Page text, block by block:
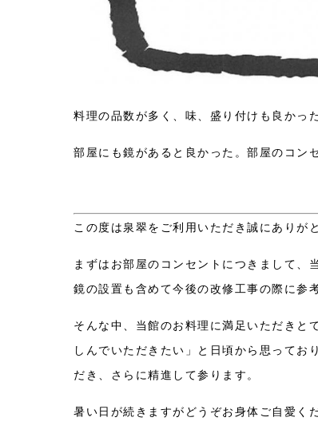
料理の品数が多く、味、盛り付けも良かっ
部屋にも鏡があると良かった。部屋のコン
この度は泉翠をご利用いただき誠にありが
まずはお部屋のコンセントにつきまして、
鏡の設置も含めて今後の改修工事の際に参
そんな中、当館のお料理に満足いただきと
しんでいただきたい」と日頃から思ってお
だき、さらに精進して参ります。
暑い日が続きますがどうぞお身体ご自愛く